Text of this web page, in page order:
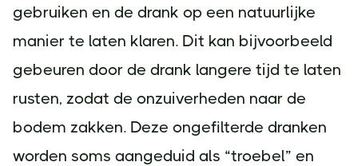
gebruiken en de drank op een natuurlijke
manier te laten klaren. Dit kan bijvoorbeeld
gebeuren door de drank langere tijd te laten
rusten, zodat de onzuiverheden naar de
bodem zakken. Deze ongefilterde dranken
worden soms aangeduid als “troebel” en